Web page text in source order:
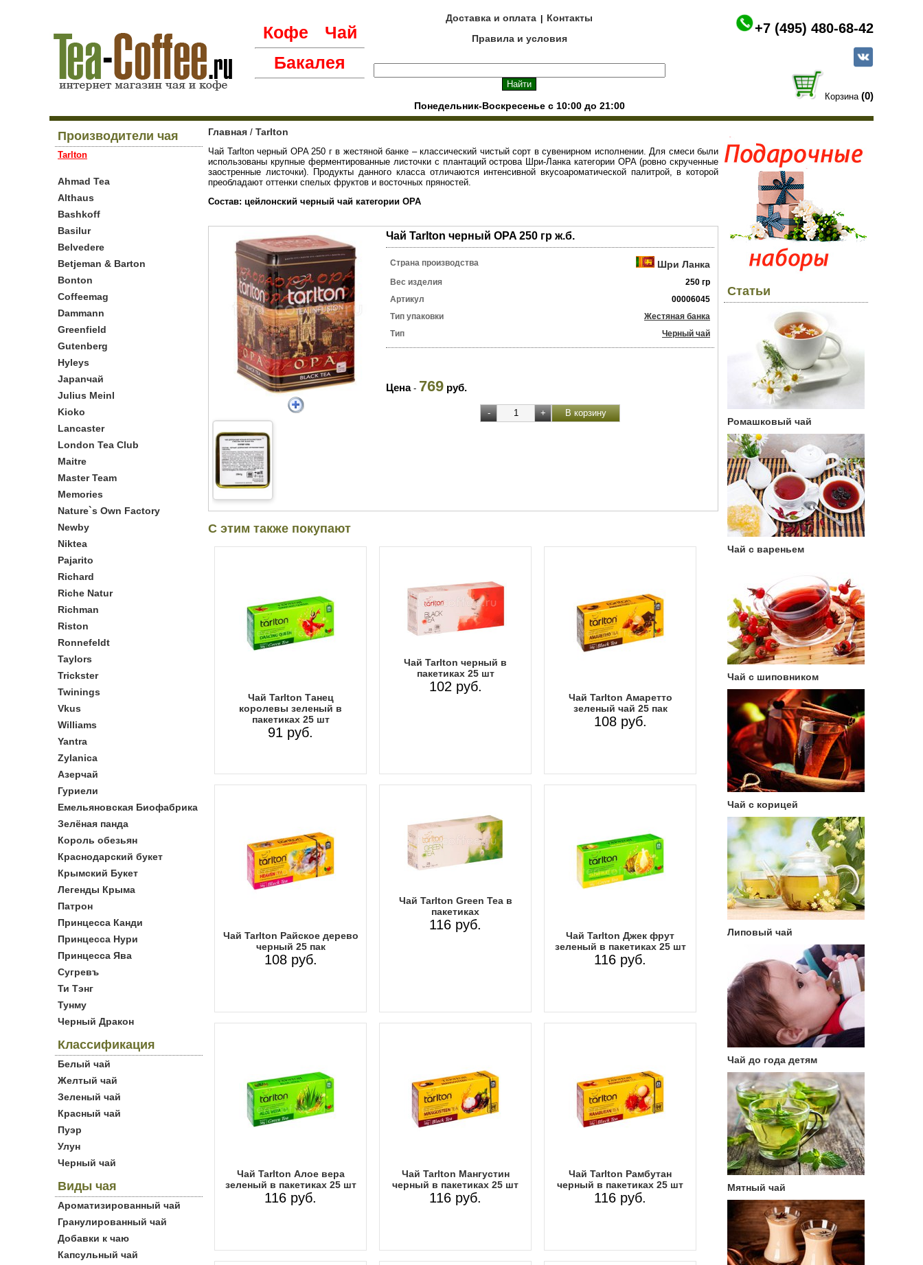
Кофе
Чай
Бакалея
Доставка и оплата
Контакты
Правила и условия
Понедельник-Воскресенье с 10:00 до 21:00
+7 (495) 480-68-42
Корзина (0)
Производители чая
Tarlton
Ahmad Tea
Althaus
Bashkoff
Basilur
Belvedere
Betjeman & Barton
Bonton
Coffeemag
Dammann
Greenfield
Gutenberg
Hyleys
Japanчай
Julius Meinl
Kioko
Lancaster
London Tea Club
Maitre
Master Team
Memories
Nature`s Own Factory
Newby
Niktea
Pajarito
Richard
Riche Natur
Richman
Riston
Ronnefeldt
Taylors
Trickster
Twinings
Vkus
Williams
Yantra
Zylanica
Азерчай
Гуриели
Емельяновская Биофабрика
Зелёная панда
Король обезьян
Краснодарский букет
Крымский Букет
Легенды Крыма
Патрон
Принцесса Канди
Принцесса Нури
Принцесса Ява
Сугревъ
Ти Тэнг
Тунму
Черный Дракон
Классификация
Белый чай
Желтый чай
Зеленый чай
Красный чай
Пуэр
Улун
Черный чай
Виды чая
Ароматизированный чай
Гранулированный чай
Добавки к чаю
Капсульный чай
Главная / Tarlton
Чай Tarlton черный OPA 250 г в жестяной банке – классический чистый сорт в сувенирном исполнении. Для смеси были
использованы крупные ферментированные листочки с плантаций острова Шри-Ланка категории OPA (ровно скрученные
заостренные листочки). Продукты данного класса отличаются интенсивной вкусоароматической палитрой, в которой
преобладают оттенки спелых фруктов и восточных пряностей.
Состав: цейлонский черный чай категории OPA
Чай Tarlton черный OPA 250 гр ж.б.
Страна производства Шри Ланка
Вес изделия
250 гр
Артикул
00006045
Тип упаковки
Жестяная банка
Тип
Черный чай
Цена- 769 руб.
С этим также покупают
Чай Tarlton Танец
королевы зеленый в
пакетиках 25 шт
91 руб.
Чай Tarlton черный в
пакетиках 25 шт
102 руб.
Чай Tarlton Амаретто
зеленый чай 25 пак
108 руб.
Чай Tarlton Райское дерево
черный 25 пак
108 руб.
Чай Tarlton Green Tea в
пакетиках
116 руб.
Чай Tarlton Джек фрут
зеленый в пакетиках 25 шт
116 руб.
Чай Tarlton Алое вера
зеленый в пакетиках 25 шт
116 руб.
Чай Tarlton Мангустин
черный в пакетиках 25 шт
116 руб.
Чай Tarlton Рамбутан
черный в пакетиках 25 шт
116 руб.
Статьи
Ромашковый чай
Чай с вареньем
Чай с шиповником
Чай с корицей
Липовый чай
Чай до года детям
Мятный чай